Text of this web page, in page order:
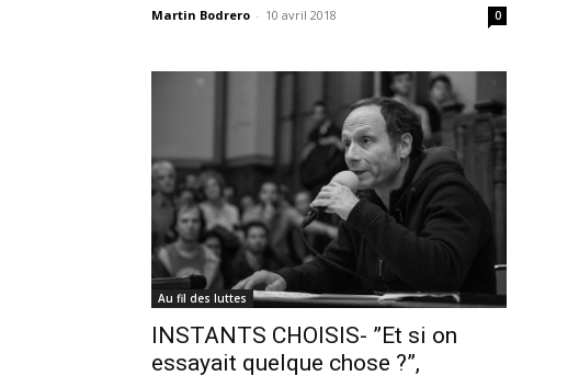
Martin Bodrero - 10 avril 2018 0
Au fil des luttes
INSTANTS CHOISIS- ”Et si on
essayait quelque chose ?”,